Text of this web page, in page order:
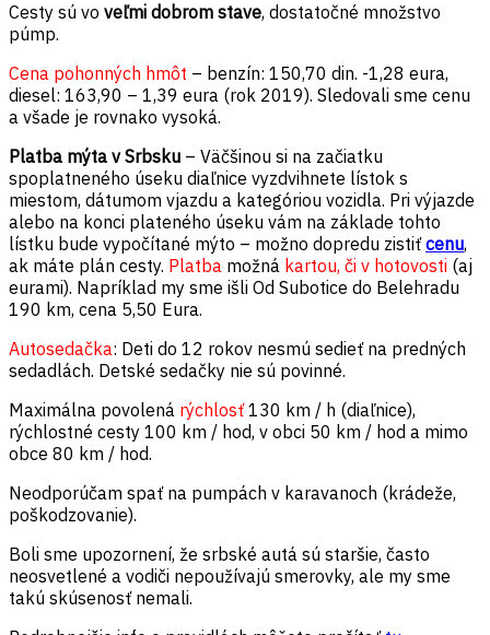
Cesty sú vo veľmi dobrom stave, dostatočné množstvo
púmp.
Cena pohonných hmôt – benzín: 150,70 din. -1,28 eura,
diesel: 163,90 – 1,39 eura (rok 2019). Sledovali sme cenu
a všade je rovnako vysoká.
Platba mýta v Srbsku – Väčšinou si na začiatku
spoplatneného úseku diaľnice vyzdvihnete lístok s
miestom, dátumom vjazdu a kategóriou vozidla. Pri výjazde
alebo na konci plateného úseku vám na základe tohto
lístku bude vypočítané mýto – možno dopredu zistiť cenu,
ak máte plán cesty. Platba možná kartou, či v hotovosti (aj
eurami). Napríklad my sme išli Od Subotice do Belehradu
190 km, cena 5,50 Eura.
Autosedačka: Deti do 12 rokov nesmú sedieť na predných
sedadlách. Detské sedačky nie sú povinné.
Maximálna povolená rýchlosť130 km / h (diaľnice),
rýchlostné cesty 100 km / hod, v obci 50 km / hod a mimo
obce 80 km / hod.
Neodporúčam spať na pumpách v karavanoch (krádeže,
poškodzovanie).
Boli sme upozornení, že srbské autá sú staršie, často
neosvetlené a vodiči nepoužívajú smerovky, ale my sme
takú skúsenosť nemali.